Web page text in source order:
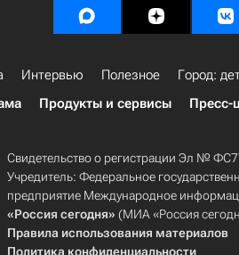
Интервью Полезное Город:
Продукты и сервисы Пресс-
Свидетельство о регистрации Эл №
Учредитель: Федеральное
предприятие Международное
«Россия сегодня» (МИА «Россия
Правила использования материалов
Политика конфиденциальности